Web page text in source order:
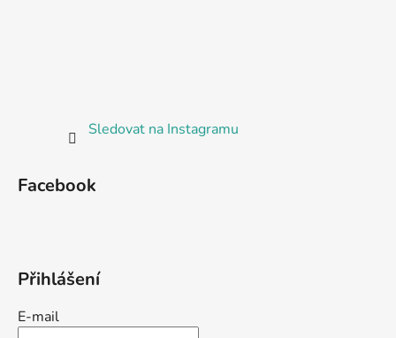
Sledovat na Instagramu
Facebook
Přihlášení
E-mail